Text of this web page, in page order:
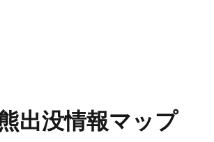
出没情報マップ